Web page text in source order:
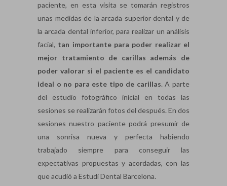
paciente, en esta visita se tomarán registros
unas medidas de la arcada superior dental y de
la arcada dental inferior, para realizar un análisis
facial, tan importante para poder realizar el
mejor tratamiento de carillas además de
poder valorar si el paciente es el candidato
ideal o no para este tipo de carillas. A parte
del estudio fotográfico inicial en todas las
sesiones se realizarán fotos del después. En dos
sesiones nuestro paciente podrá presumir de
una sonrisa nueva y perfecta habiendo
trabajado siempre para conseguir las
expectativas propuestas y acordadas, con las
que acudió a Estudi Dental Barcelona.